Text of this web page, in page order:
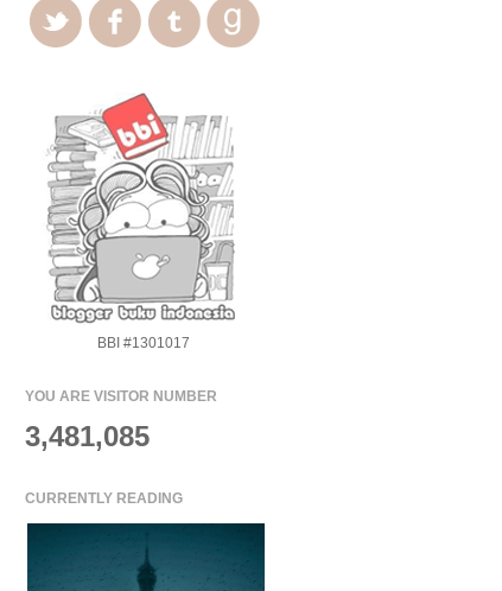
BBI #1301017
YOU ARE VISITOR NUMBER
3,481,085
CURRENTLY READING